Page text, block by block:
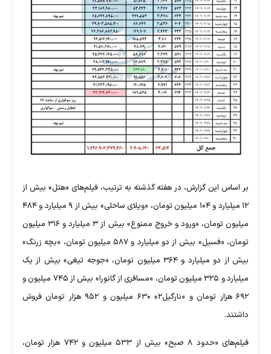
بر اساس این گزارش، در هفته گذشته به ترتیب، فیلم‌های «هتل» بیش از
۱۲ میلیارد و ۱۰۴ میلیون تومان، «ویلای ساحلی» بیش از ۹ میلیارد و ۴۸۴
میلیون تومان، «ورود و خروج ممنوع» بیش از ۳ میلیارد و ۳۱۶ میلیون
تومان، «فسیل» بیش از دو میلیارد و ۵۸۷ میلیون تومان، «بچه زرنگ»
بیش از دو میلیارد و ۳۶۴ میلیون تومان، «جوجه تیغی» بیش از یک
میلیارد و ۳۲۵ میلیون تومان، «مسافری از گانورا» بیش از ۷۴۵ میلیون و
۶۹۲ هزار تومان و «نارگیل۲» ۶۳۰ میلیون و ۹۵۲ هزار تومان فروش
داشتند.
فیلم‌های «حدود ۸ صبح» بیش از ۵۳۳ میلیون و ۷۴۲ هزار تومان،